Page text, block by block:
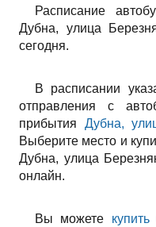
Расписание
Дубна, улица
сегодня.
В расписании
отправления с
прибытия Дубна,
Выберите место и
Дубна, улица
онлайн.
Вы можете